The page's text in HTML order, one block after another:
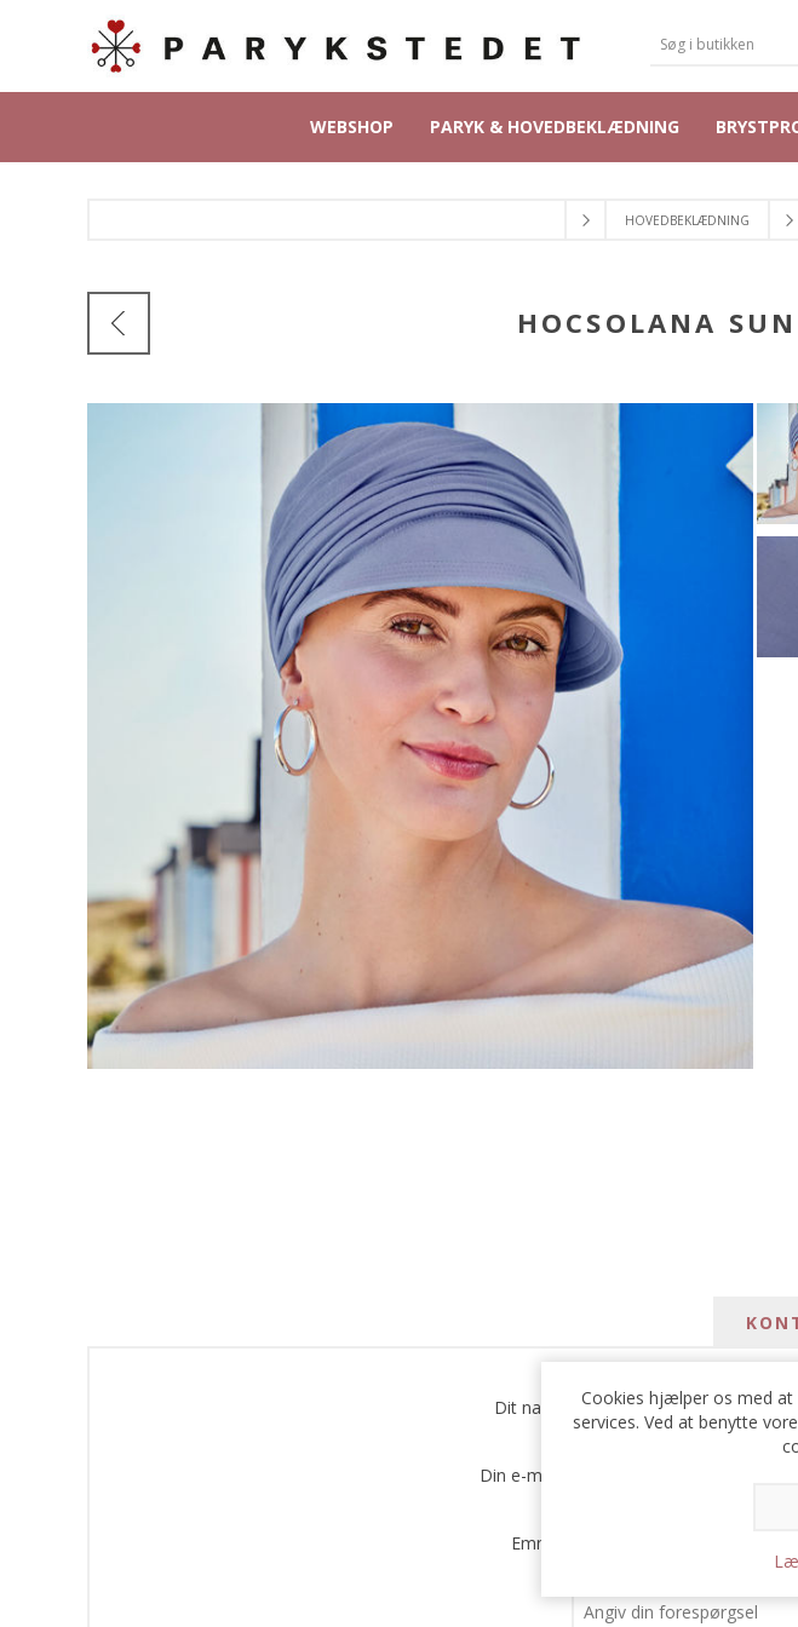
WEBSHOP PARYK & HOVEDBEKLÆDNING
HOVEDBEKLÆDNING
HOCSOLANA
Dit navn
Din e-mail
Emne:
Cookies hjælper os med at
services. Ved at benytte